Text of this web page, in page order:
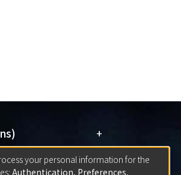
+
Guide) +
your personal information for the
Authentication, Preferences,